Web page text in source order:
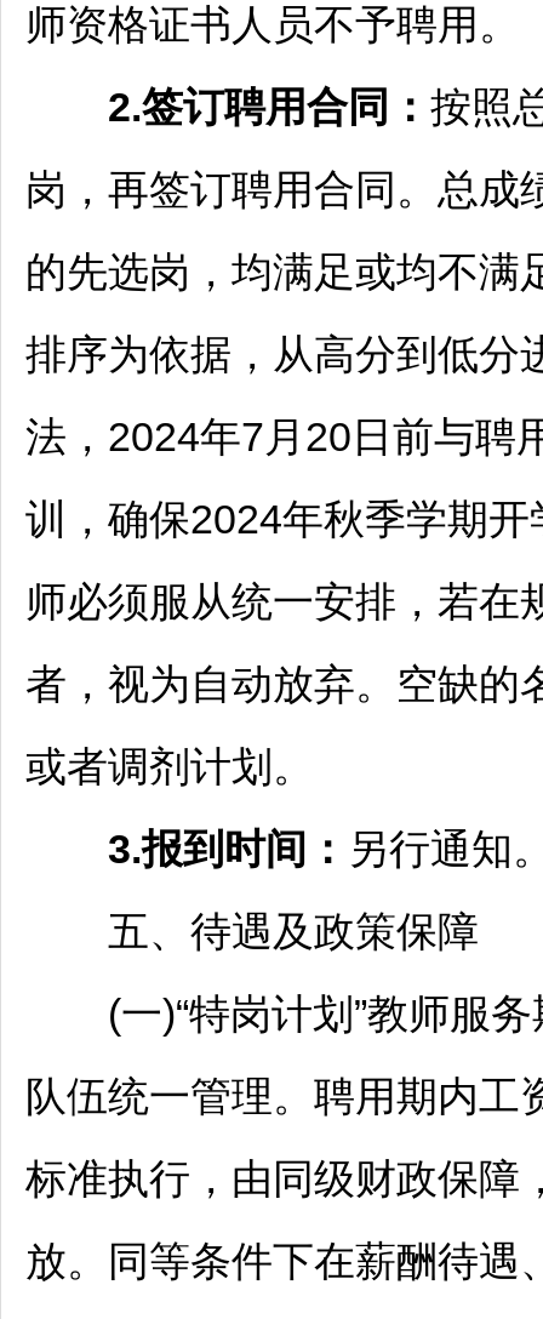
师资格证书人员不予聘用。
2.签订聘用合同： 按照
岗，再签订聘用合同。总成
的先选岗，均满足或均不满
排序为依据，从高分到低分
法，2024年7月20日前与聘
训，确保2024年秋季学期
师必须服从统一安排，若在
者，视为自动放弃。空缺的
或者调剂计划。
3.报到时间： 另行通知
五、待遇及政策保障
(一)“特岗计划”教师服
队伍统一管理。聘用期内工
标准执行，由同级财政保障
放。同等条件下在薪酬待遇